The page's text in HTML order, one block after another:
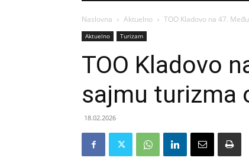
Naslovna Aktuelno TOO Kladovo na 47.
Aktuelno Turizam
TOO Kladovo
sajmu turizma
18.02.2026